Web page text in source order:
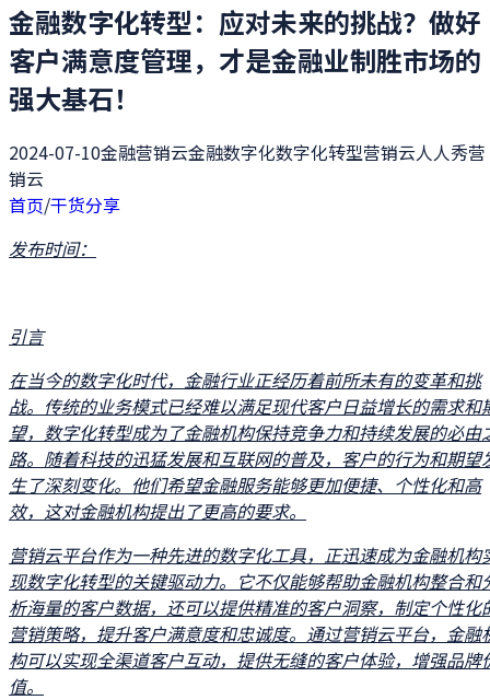
金融数字化转型：应对未来的挑战？做好
客户满意度管理，才是金融业制胜市场的
强大基石！
2024-07-10金融营销云金融数字化数字化转型营销云人人秀营
销云
首页/干货分享
发布时间：
引言
在当今的数字化时代，金融行业正经历着前所未有的变革和挑
战。传统的业务模式已经难以满足现代客户日益增长的需求和
望，数字化转型成为了金融机构保持竞争力和持续发展的必由
路。随着科技的迅猛发展和互联网的普及，客户的行为和期望
生了深刻变化。他们希望金融服务能够更加便捷、个性化和高
效，这对金融机构提出了更高的要求。
营销云平台作为一种先进的数字化工具，正迅速成为金融机构
现数字化转型的关键驱动力。它不仅能够帮助金融机构整合和
析海量的客户数据，还可以提供精准的客户洞察，制定个性化
营销策略，提升客户满意度和忠诚度。通过营销云平台，金融
构可以实现全渠道客户互动，提供无缝的客户体验，增强品牌
值。